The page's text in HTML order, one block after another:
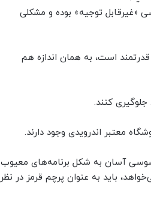
«غیرقابل توجیه» بوده و مشکلی
است، به همان اندازه هم
کنند.
معتبر اندرویدی وجود دارند.
جاسوسی آسان به شکل برنامه‌های معیوب
باید به عنوان پرچم قرمز در نظر